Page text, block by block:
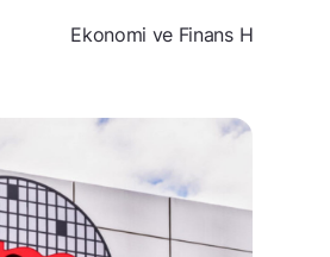
Ekonomi ve Finans Haberleri